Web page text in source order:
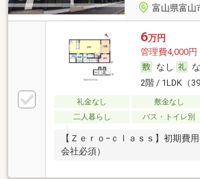
富山県富山
6万円
管理費4,000円
なし
2階 / 1LDK（
礼金なし 敷金なし
二人暮らし
バス・トイレ別
【Ｚｅｒｏ−ｃｌａｓｓ】初期費
会社必須）